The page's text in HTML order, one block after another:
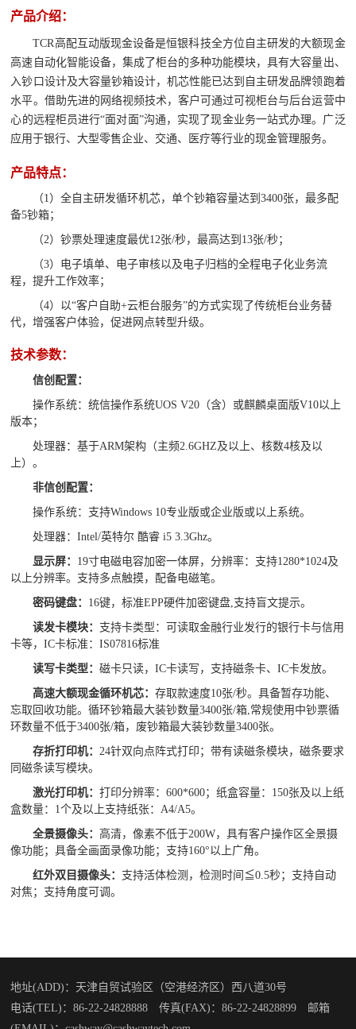
产品介绍：
TCR高配互动版现金设备是恒银科技全方位自主研发的大额现金
高速自动化智能设备，集成了柜台的多种功能模块，具有大容量出、
入钞口设计及大容量钞箱设计，机芯性能已达到自主研发品牌领跑着
水平。借助先进的网络视频技术，客户可通过可视柜台与后台运营中
心的远程柜员进行“面对面”沟通，实现了现金业务一站式办理。广泛
应用于银行、大型零售企业、交通、医疗等行业的现金管理服务。
产品特点：
（1）全自主研发循环机芯，单个钞箱容量达到3400张，最多配
备5钞箱；
（2）钞票处理速度最优12张/秒，最高达到13张/秒；
（3）电子填单、电子审核以及电子归档的全程电子化业务流
程，提升工作效率；
（4）以“客户自助+云柜台服务”的方式实现了传统柜台业务替
代，增强客户体验，促进网点转型升级。
技术参数：
信创配置：
操作系统：统信操作系统UOS V20（含）或麒麟桌面版V10以上
版本；
处理器：基于ARM架构（主频2.6GHZ及以上、核数4核及以
上）。
非信创配置：
操作系统： 支持Windows 10专业版或企业版或以上系统。
处理器：Intel/英特尔 酷睿 i5 3.3Ghz。
显示屏： 19寸电磁电容加密一体屏，分辨率：支持1280*1024及
以上分辨率。支持多点触摸，配备电磁笔。
密码键盘： 16键，标准EPP硬件加密键盘,支持盲文提示。
读发卡模块： 支持卡类型：可读取金融行业发行的银行卡与信用
卡等，IC卡标准：IS07816标准
读写卡类型：磁卡只读，IC卡读写，支持磁条卡、IC卡发放。
高速大额现金循环机芯：存取款速度10张/秒。具备暂存功能、
忘取回收功能。循环钞箱最大装钞数量3400张/箱,常规使用中钞票循
环数量不低于3400张/箱，废钞箱最大装钞数量3400张。
存折打印机： 24针双向点阵式打印；带有读磁条模块，磁条要求
同磁条读写模块。
激光打印机：打印分辨率：600*600；纸盒容量：150张及以上纸
盒数量：1个及以上支持纸张：A4/A5。
全景摄像头： 高清，像素不低于200W，具有客户操作区全景摄
像功能；具备全画面录像功能；支持160°以上广角。
红外双目摄像头： 支持活体检测，检测时间≦0.5秒；支持自动
对焦；支持角度可调。
地址(ADD)：天津自贸试验区（空港经济区）西八道30号
电话(TEL)：86-22-24828888 传真(FAX)：86-22-24828899 邮箱